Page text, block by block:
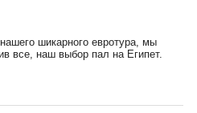
шикарного евротура, мы
все, наш выбор пал на Египет.